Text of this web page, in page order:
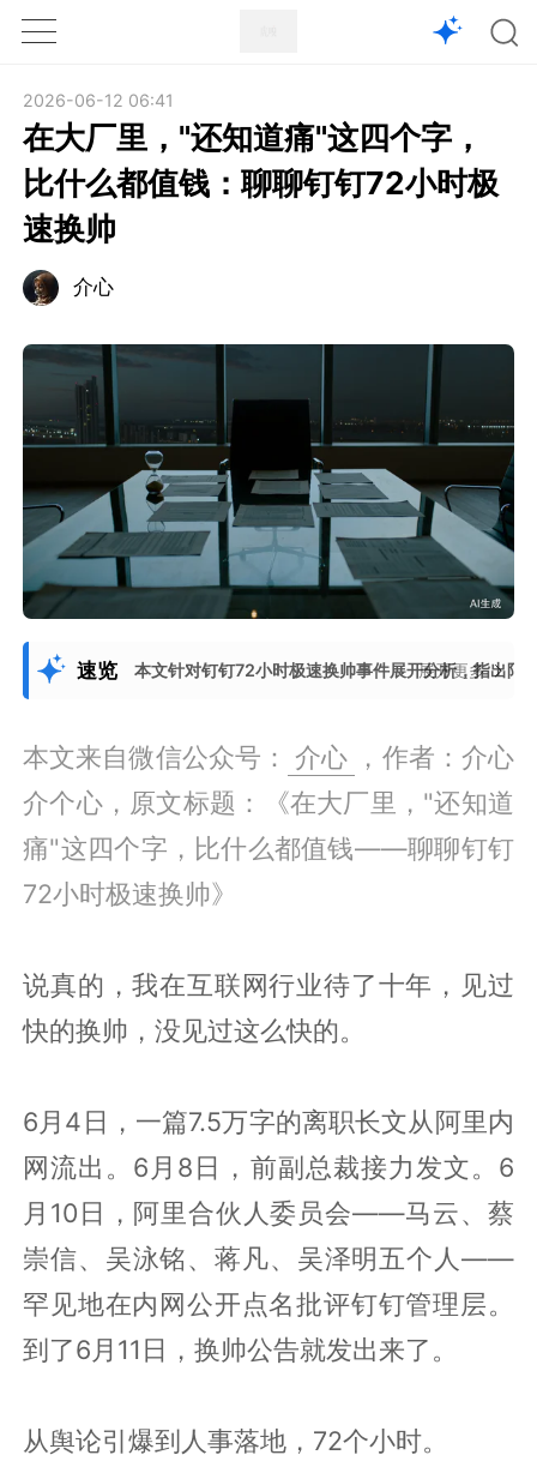
1X
2026-06-12 06:41
在大厂里，"还知道痛"这四个字，
比什么都值钱：聊聊钉钉72小时极
速换帅
介心
速览 本文针对钉钉72小时极速换帅事件展开分析，指出阿
展开更多
本文来自微信公众号： 介心
，作者：介心
介个心，原文标题：《在大厂里，"还知道
痛"这四个字，比什么都值钱——聊聊钉钉
72小时极速换帅》
说真的，我在互联网行业待了十年，见过
快的换帅，没见过这么快的。
6月4日，一篇7.5万字的离职长文从阿里内
网流出。6月8日，前副总裁接力发文。6
月10日，阿里合伙人委员会——马云、蔡
崇信、吴泳铭、蒋凡、吴泽明五个人——
罕见地在内网公开点名批评钉钉管理层。
到了6月11日，换帅公告就发出来了。
从舆论引爆到人事落地，72个小时。